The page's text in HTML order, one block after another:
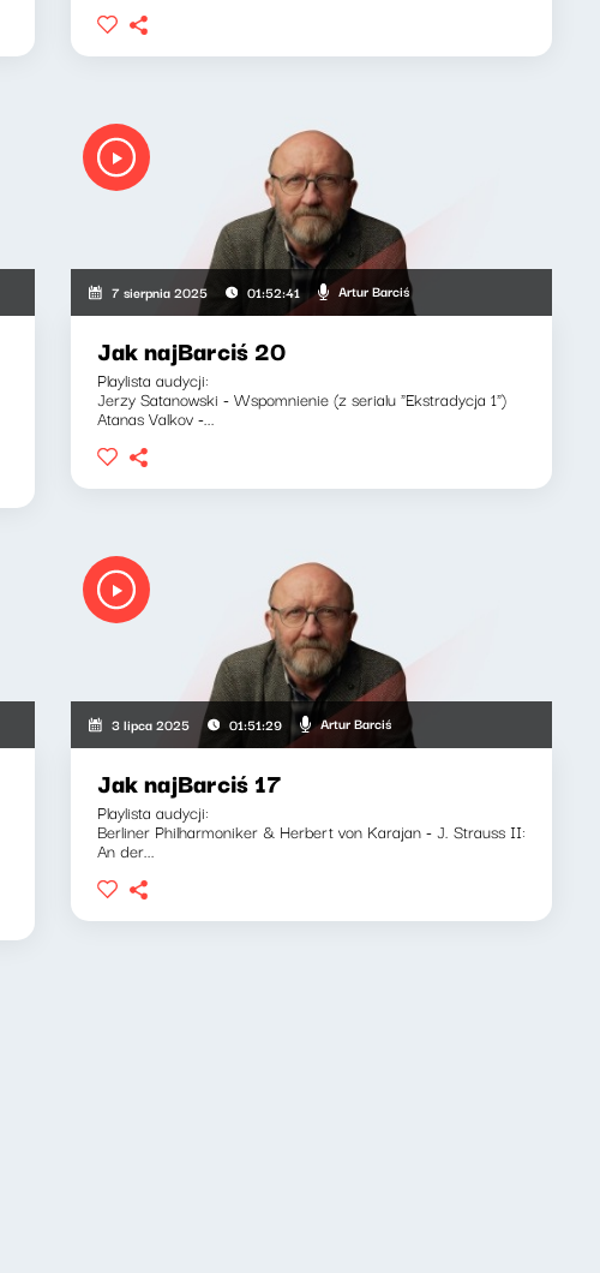
7 sierpnia 2025 01:52:41 Artur Barciś
Jak najBarciś 20
Playlista audycji:
Jerzy Satanowski - Wspomnienie (z serialu "Ekstradycja 1")
Atanas Valkov -...
3 lipca 2025 01:51:29 Artur Barciś
Jak najBarciś 17
Playlista audycji:
Berliner Philharmoniker & Herbert von Karajan - J. Strauss II:
An der...